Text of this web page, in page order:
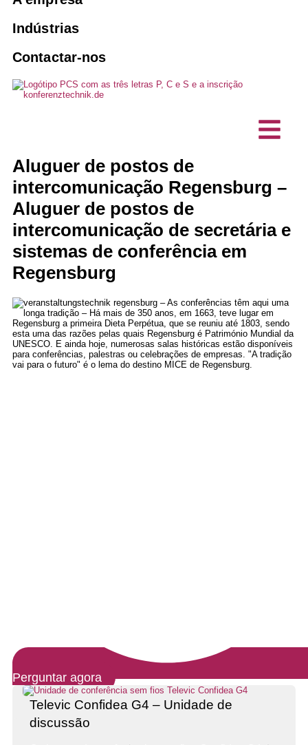
Reservar um intérprete
passageiros
Estações de intercomunicação /
microfones de secretária
10 boas razões para o PCS
Visão, sustentabilidade
Projectos, Referências
Notícias
Indústrias
Agências
Associações e clubes
Gabinetes técnicos de planeamento
Empresa de TI
Contactar-nos
Aluguer de postos de
intercomunicação Regensburg –
Aluguer de postos de
intercomunicação de secretária e
sistemas de conferência em
Regensburg
Perguntar agora
Televic Confidea G4 – Unidade de
discussão